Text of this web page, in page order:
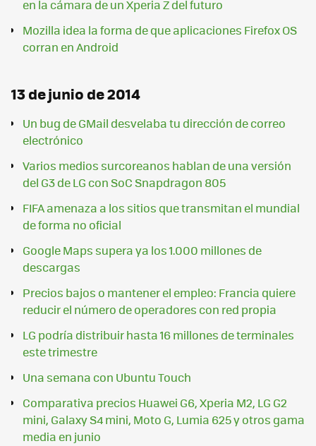
en la cámara de un Xperia Z del futuro
Mozilla idea la forma de que aplicaciones Firefox OS
corran en Android
13 de junio de 2014
Un bug de GMail desvelaba tu dirección de correo
electrónico
Varios medios surcoreanos hablan de una versión
del G3 de LG con SoC Snapdragon 805
FIFA amenaza a los sitios que transmitan el mundial
de forma no oficial
Google Maps supera ya los 1.000 millones de
descargas
Precios bajos o mantener el empleo: Francia quiere
reducir el número de operadores con red propia
LG podría distribuir hasta 16 millones de terminales
este trimestre
Una semana con Ubuntu Touch
Comparativa precios Huawei G6, Xperia M2, LG G2
mini, Galaxy S4 mini, Moto G, Lumia 625 y otros gama
media en junio